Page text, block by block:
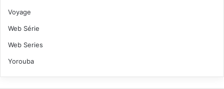
Voyage
Web Série
Web Series
Yorouba